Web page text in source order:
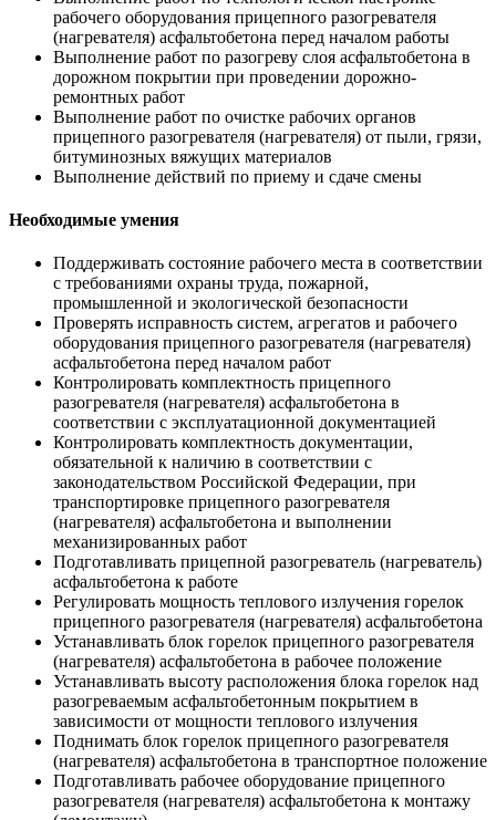
рабочего оборудования прицепного разогревателя
(нагревателя) асфальтобетона перед началом работы
Выполнение работ по разогреву слоя асфальтобетона в
дорожном покрытии при проведении дорожно-
ремонтных работ
Выполнение работ по очистке рабочих органов
прицепного разогревателя (нагревателя) от пыли, грязи,
битуминозных вяжущих материалов
Выполнение действий по приему и сдаче смены
Необходимые умения
Поддерживать состояние рабочего места в соответствии
с требованиями охраны труда, пожарной,
промышленной и экологической безопасности
Проверять исправность систем, агрегатов и рабочего
оборудования прицепного разогревателя (нагревателя)
асфальтобетона перед началом работ
Контролировать комплектность прицепного
разогревателя (нагревателя) асфальтобетона в
соответствии с эксплуатационной документацией
Контролировать комплектность документации,
обязательной к наличию в соответствии с
законодательством Российской Федерации, при
транспортировке прицепного разогревателя
(нагревателя) асфальтобетона и выполнении
механизированных работ
Подготавливать прицепной разогреватель (нагреватель)
асфальтобетона к работе
Регулировать мощность теплового излучения горелок
прицепного разогревателя (нагревателя) асфальтобетона
Устанавливать блок горелок прицепного разогревателя
(нагревателя) асфальтобетона в рабочее положение
Устанавливать высоту расположения блока горелок над
разогреваемым асфальтобетонным покрытием в
зависимости от мощности теплового излучения
Поднимать блок горелок прицепного разогревателя
(нагревателя) асфальтобетона в транспортное положение
Подготавливать рабочее оборудование прицепного
разогревателя (нагревателя) асфальтобетона к монтажу